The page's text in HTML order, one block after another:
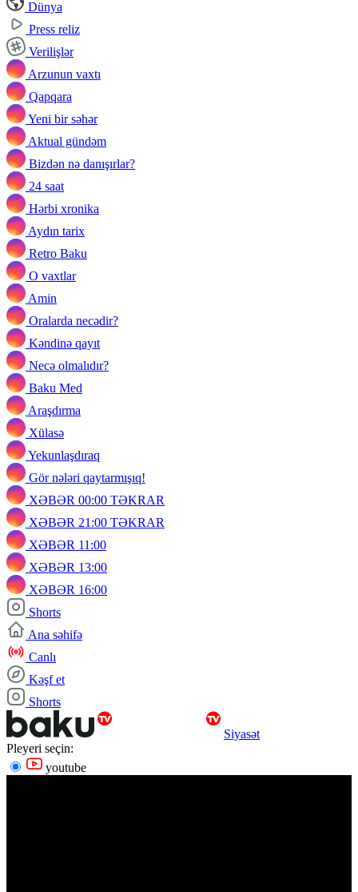
Dünya
Press reliz
Verilişlər
Arzunun vaxtı
Qapqara
Yeni bir səhər
Aktual gündəm
Bizdən nə danışırlar?
24 saat
Hərbi xronika
Aydın tarix
Retro Baku
O vaxtlar
Amin
Oralarda necədir?
Kəndinə qayıt
Necə olmalıdır?
Baku Med
Araşdırma
Xülasə
Yekunlaşdıraq
Gör nələri qaytarmışıq!
XƏBƏR 00:00 TƏKRAR
XƏBƏR 21:00 TƏKRAR
XƏBƏR 11:00
XƏBƏR 13:00
XƏBƏR 16:00
Shorts
Ana səhifə
Canlı
Kəşf et
Shorts
Siyasət
Pleyeri seçin:
youtube